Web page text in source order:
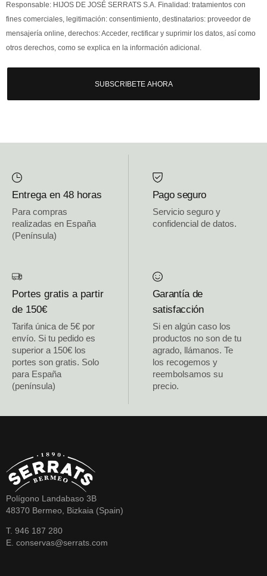
Responsable: HIJOS DE JOSÉ SERRATS S.A. Finalidad: tratamientos con
fines comerciales, legitimación: consentimiento, destinatarios: proveedor de
mensajería online, derechos: Acceder, rectificar y suprimir los datos, así como
otros derechos, como se explica en la información adicional.
SUBSCRIBETE AHORA
Entrega en 48 horas
Para compras
realizadas en España
(Península)
Pago seguro
Servicio seguro y
confidencial de datos.
Portes gratis a partir
de 150€
Tarifa única de 5€ por
envío. Si tu pedido es
superior a 150€ los
portes son gratis. Solo
para España
(península)
Garantía de
satisfacción
Si en algún caso los
productos no son de tu
agrado, llámanos. Te
los recogemos y
reembolsamos su
precio.
Polígono Landabaso 3B
48370 Bermeo, Bizkaia (Spain)
T. 946 187 280
E. conservas@serrats.com